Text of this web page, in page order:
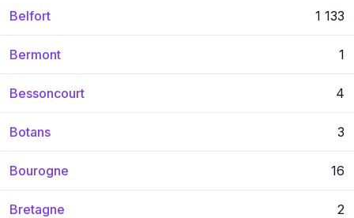
Belfort 1 133
Bermont 1
Bessoncourt 4
Botans 3
Bourogne 16
Bretagne 2